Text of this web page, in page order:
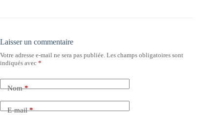
Laisser un commentaire
Votre adresse e-mail ne sera pas publiée. Les champs obligatoires sont
indiqués avec *
Nom*
E-mail*